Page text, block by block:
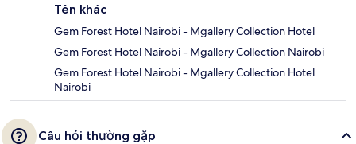
Tên khác
Gem Forest Hotel Nairobi - Mgallery Collection Hotel
Gem Forest Hotel Nairobi - Mgallery Collection Nairobi
Gem Forest Hotel Nairobi - Mgallery Collection Hotel
Nairobi
Câu hỏi thường gặp